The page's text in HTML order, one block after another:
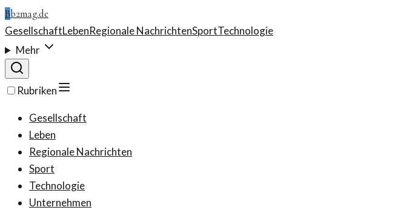
Bb2mag.de
GesellschaftLebenRegionale NachrichtenSportTechnologie
Mehr
Rubriken
Gesellschaft
Leben
Regionale Nachrichten
Sport
Technologie
Unternehmen